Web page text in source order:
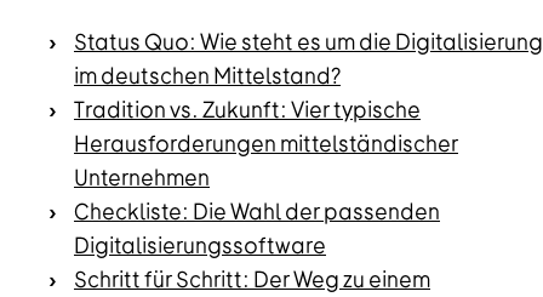
Status Quo: Wie steht es um die Digitalisierung
im deutschen Mittelstand?
Tradition vs. Zukunft: Vier typische
Herausforderungen mittelständischer
Unternehmen
Checkliste: Die Wahl der passenden
Digitalisierungssoftware
Schritt für Schritt: Der Weg zu einem